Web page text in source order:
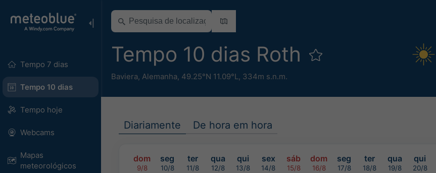
Tempo 7 dias
Tempo 10 dias
Tempo hoje
Webcams
Mapas
meteorológicos
Tempo 10 dias Roth
Baviera, Alemanha, 49.25°N 11.09°L, 334m s.n.m.
Diariamente De hora em hora
dom seg ter qua qui sex sáb dom seg ter qua qui
9/8 10/8 11/8 12/8 13/8 14/8 15/8 16/8 17/8 18/8 19/8 20/8